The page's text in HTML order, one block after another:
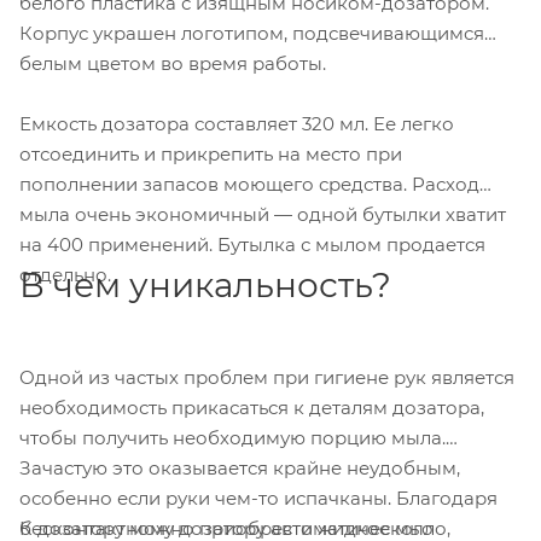
Корпус украшен логотипом, подсвечивающимся
белым цветом во время работы.
Емкость дозатора составляет 320 мл. Ее легко
отсоединить и прикрепить на место при
пополнении запасов моющего средства. Расход
мыла очень экономичный — одной бутылки хватит
на 400 применений. Бутылка с мылом продается
отдельно.
В чем уникальность?
Одной из частых проблем при гигиене рук является
необходимость прикасаться к деталям дозатора,
чтобы получить необходимую порцию мыла.
Зачастую это оказывается крайне неудобным,
особенно если руки чем-то испачканы. Благодаря
бесконтактному дозатору автоматического
К дозатору можно приобрести жидкое мыло,